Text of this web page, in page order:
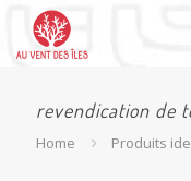
revendication de
Home Produits